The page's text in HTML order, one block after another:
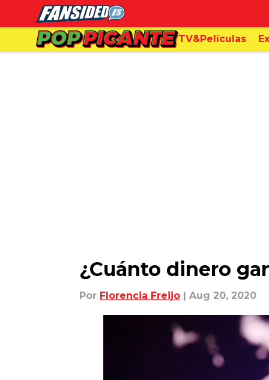
TV&Películas
¿Cuánto dinero
Por Florencia Freijo | Aug 20, 2020